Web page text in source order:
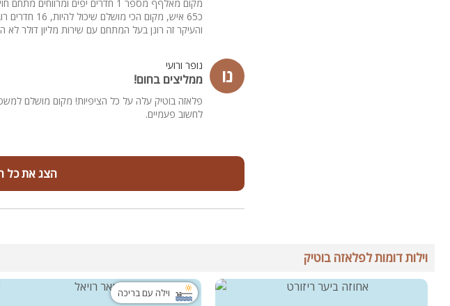
מקום מאלףף מספר 1 חדרים יפים
כ65 איש, מקום הכי מושלם שיכול להיות, 16 חדרים רובם כמו סוויטה פרטית מרווחים מאוד,
והעיקר זה רונן בעל המתחם עם שירות מליון דולר
נו נופר ורועי
ממליצים בחום!
פלאזה בוטיק עלה על כל הציפיות! מקום מושלם
לחשוב פעמיים.
הצג את כל
וילות דומות לפלאזה בוטיק
וילה עם בריכה